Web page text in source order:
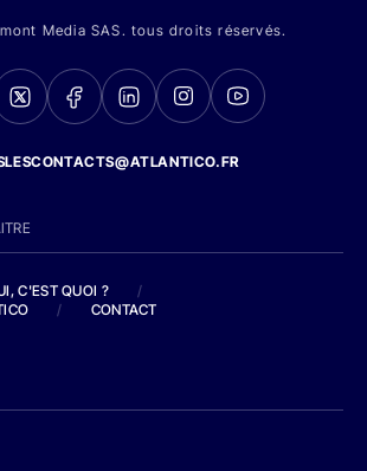
Media SAS. tous droits réservés.
C'EST QUOI ?
/
/ CONTACT